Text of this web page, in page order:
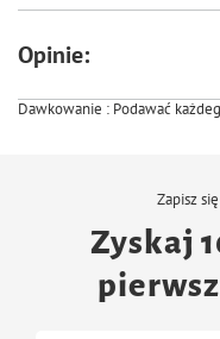
Opinie:
Dawkowanie : Podawać
Zapisz
Zyskaj